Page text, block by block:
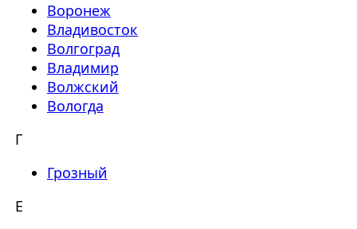
Воронеж
Владивосток
Волгоград
Владимир
Волжский
Вологда
Г
Грозный
Е